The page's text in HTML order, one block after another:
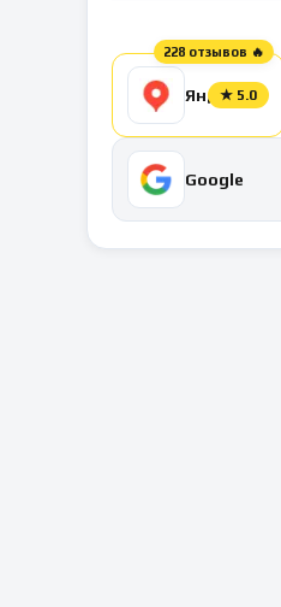
228 отзывов 🔥
Яндекс
★ 5.0
Google